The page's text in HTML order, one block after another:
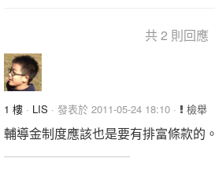
共 2 則回應
1 樓 · LIS · 發表於 2011-05-24 18:10 · 檢舉
輔導金制度應該也是要有排富條款的。